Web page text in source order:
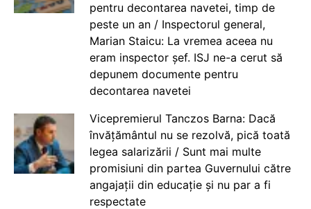
pentru decontarea navetei, timp de
peste un an / Inspectorul general,
Marian Staicu: La vremea aceea nu
eram inspector șef. ISJ ne-a cerut să
depunem documente pentru
decontarea navetei
Vicepremierul Tanczos Barna: Dacă
învățământul nu se rezolvă, pică toată
legea salarizării / Sunt mai multe
promisiuni din partea Guvernului către
angajații din educație și nu par a fi
respectate